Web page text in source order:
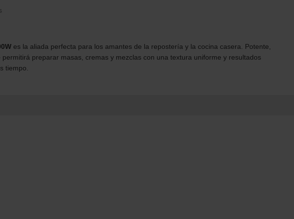
es la aliada perfecta para los amantes de la repostería y la cocina casera. Potente,
permitirá preparar masas, cremas y mezclas con una textura uniforme y resultados
tiempo.